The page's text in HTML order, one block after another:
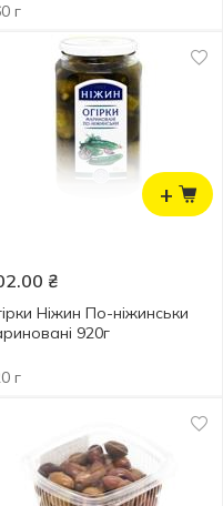
г
+
₴
Ніжин По-ніжинськи
920г
г